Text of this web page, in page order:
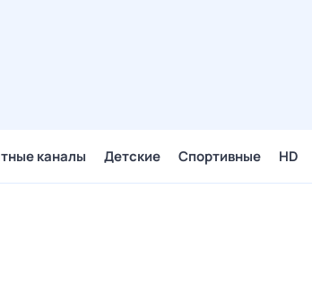
каналы Детские Спортивные HD